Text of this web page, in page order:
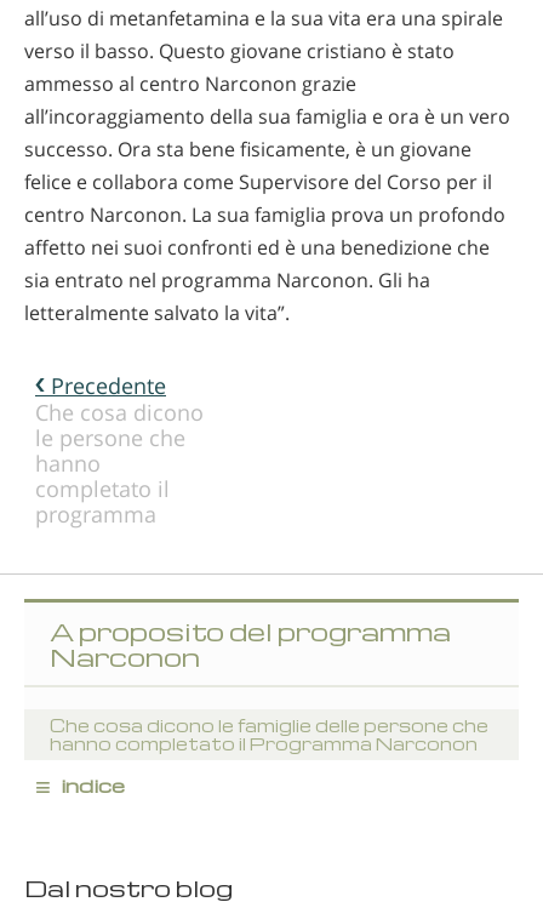
all’uso di metanfetamina e la sua vita era una spirale
verso il basso. Questo giovane cristiano è stato
ammesso al centro Narconon grazie
all’incoraggiamento della sua famiglia e ora è un vero
successo. Ora sta bene fisicamente, è un giovane
felice e collabora come Supervisore del Corso per il
centro Narconon. La sua famiglia prova un profondo
affetto nei suoi confronti ed è una benedizione che
sia entrato nel programma Narconon. Gli ha
letteralmente salvato la vita”.
Precedente
Che cosa dicono
le persone che
hanno
completato il
programma
A proposito del programma
Narconon
Che cosa dicono le famiglie delle persone che
hanno completato il Programma Narconon
≡ indice
Dal nostro blog